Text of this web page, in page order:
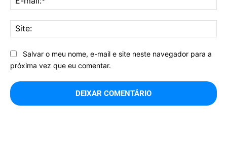
Salvar o meu nome, e-mail e site neste navegador para a
próxima vez que eu comentar.